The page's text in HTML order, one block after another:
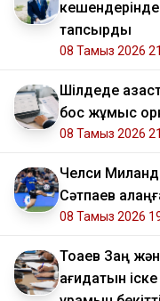
тапсырды
08 Тамыз 2026
​Шілдеде
бос жұмыс
08 Тамыз 2026
Челси
Сәтпаев
08 Тамыз 2026
Тоқаев Заң
қағидатын